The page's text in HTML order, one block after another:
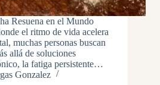
Resuena en el Mundo
el ritmo de vida acelera
muchas personas buscan
allá de soluciones
la fatiga persistente…
Gonzalez